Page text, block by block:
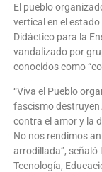
El pueblo
vertical en el
Didáctico para la
vandalizado por
conocidos como
“Viva el Pueblo
fascismo
contra el amor y la
No nos rendimos
arrodillada”, señaló
Tecnología,